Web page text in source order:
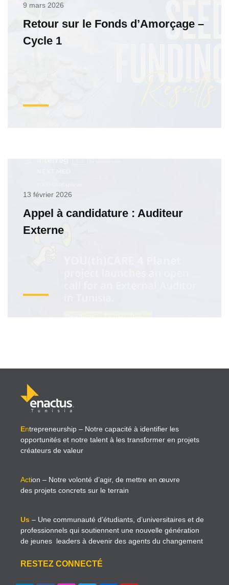
9 mars 2026
Retour sur le Fonds d’Amorçage –
Cycle 1
13 février 2026
Appel à candidature : Auditeur
Externe
Entrepreneurship – Notre capacité à identifier les
opportunités et notre talent à les transformer en projets
créateurs de valeur
Action – Notre volonté d’agir, de mettre en œuvre
des projets concrets sur le terrain
Us – Une communauté d’étudiants, d’universitaires et de
professionnels qui soutiennent une nouvelle génération
de jeunes leaders à devenir des agents du changement
RESTEZ CONNECTÉ